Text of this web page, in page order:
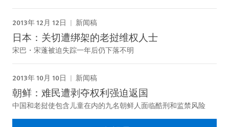
2013年 12月 12日 新闻稿
日本：关切遭绑架的老挝维权人士
宋巴・宋蓬被迫失踪一年后仍下落不明
2013年 10月 10日 新闻稿
朝鲜：难民遭剥夺权利强迫返国
中国和老挝使包含儿童在内的九名朝鲜人面临酷刑和监禁风险